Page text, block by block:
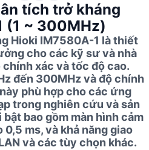
tích trở kháng
(1 ~ 300MHz)
Hioki IM7580A-1 là thiết
cho các kỹ sư và nhà
xác và tốc độ cao.
đến 300MHz và độ chính
phù hợp cho các ứng
trong nghiên cứu và sản
bao gồm màn hình cảm
ms, và khả năng giao
và các tùy chọn khác.